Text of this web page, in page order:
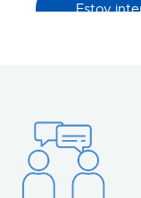
Estoy